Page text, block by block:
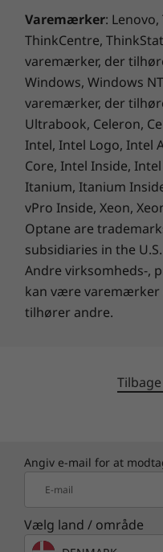
mod
sikkerhedspakke
en formidabel
cloud via
mod fysisk
®
Gold, hvor det
TCO 9.0-certificeret
TÜV Eyesafe
®low blue
Andre
Sikkerhed
Firmware Trusted
Kensington Nano
Microsoft Pluton
Microsoft Secured-core-
Selvreparerende BIOS
Smart Power On:
fingeraftrykslæser
65 W 3-pin
Lenovo Smart Meeting
McAfee®LiveSafe™ (trial)
Office 365 (prøveversion)
Varemærker:
ThinkCentre,
varemærker, der
Windows, Windows
varemærker, der
Ultrabook, Celeron,
Intel, Intel Logo, Intel
Core, Intel Inside,
Itanium, Itanium
vPro Inside, Xeon,
Optane are
subsidiaries in the
Andre virksomheds-,
kan være varemærker
tilhører andre.
Angiv e-mail for at
E-mail
Vælg land / område